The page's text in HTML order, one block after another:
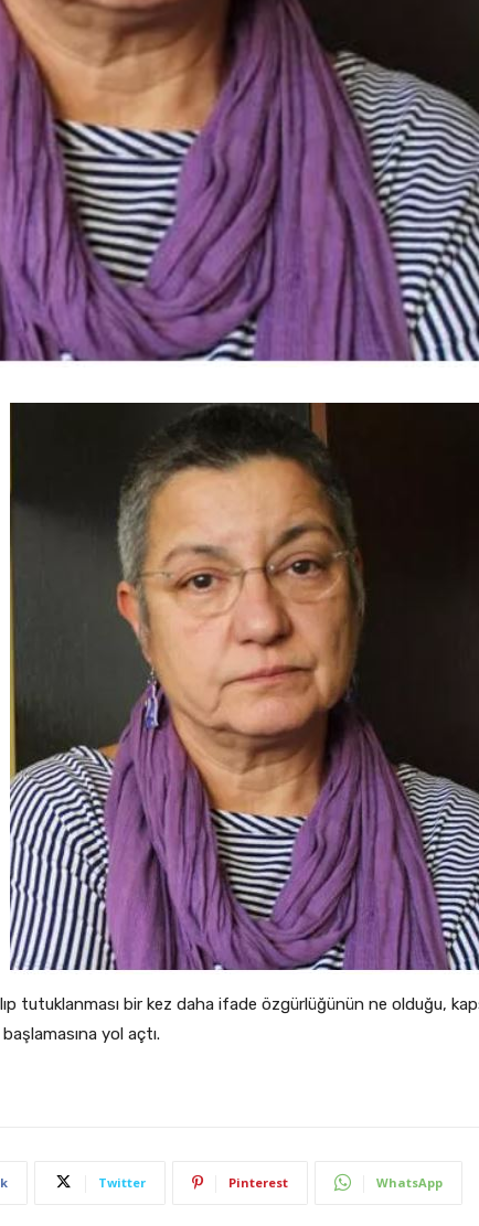
tutuklanması bir kez daha ifade özgürlüğünün ne olduğu,
başlamasına yol açtı.
Twitter Pinterest WhatsApp